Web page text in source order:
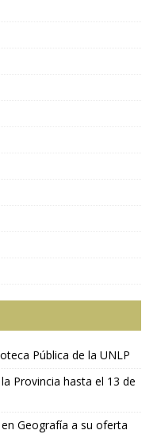
Pública de la UNLP
Provincia hasta el 13 de
Geografía a su oferta